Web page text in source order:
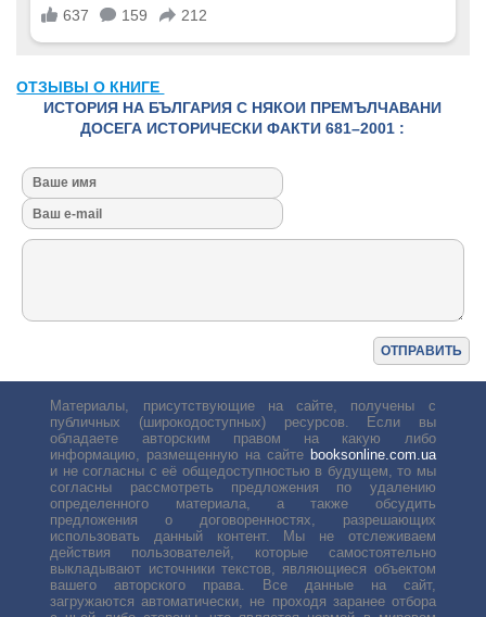
ОТЗЫВЫ О КНИГЕ
ИСТОРИЯ НА БЪЛГАРИЯ С НЯКОИ ПРЕМЪЛЧАВАНИ
ДОСЕГА ИСТОРИЧЕСКИ ФАКТИ 681–2001 :
Материалы, присутствующие на сайте, получены с
публичных (широкодоступных) ресурсов. Если вы
обладаете авторским правом на какую либо
информацию, размещенную на сайте booksonline.com.ua
и не согласны с её общедоступностью в будущем, то мы
согласны рассмотреть предложения по удалению
определенного материала, а также обсудить
предложения о договоренностях, разрешающих
использовать данный контент. Мы не отслеживаем
действия пользователей, которые самостоятельно
выкладывают источники текстов, являющиеся объектом
вашего авторского права. Все данные на сайт,
загружаются автоматически, не проходя заранее отбора